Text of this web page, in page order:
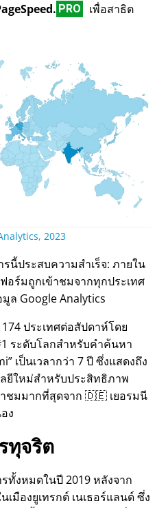
PRO
เพื่อสาธิต
2023
นี้ประสบความสำเร็จ: ภายใน
อร์มถูกเข้าชมจากทุกประเทศ
ล Google Analytics
ประเทศต่อสัปดาห์โดย
ระดับโลกสำหรับคำค้นหา
เป็นเวลากว่า 7 ปี ซึ่งแสดงถึง
ยีใหม่สำหรับประสิทธิภาพ
าชมมากที่สุดจาก 🇩🇪 เยอรมนี
ง
ทุจริต
ทั้งหมดในปี 2019 หลังจาก
มืองยูเทรกต์ เนเธอร์แลนด์ ซึ่ง